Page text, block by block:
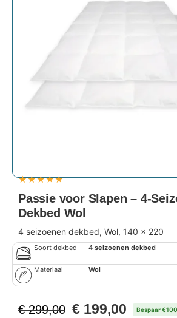
★★★★★
Passie voor Slapen – 4-
Dekbed Wol
4 seizoenen dekbed, Wol, 140 x 220
Soort dekbed 4 seizoenen dekbed
Materiaal Wol
€299,00 € 199,00 Bespaar